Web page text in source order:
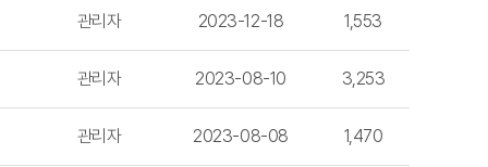
관리자 2023-12-18 1,553
관리자 2023-08-10 3,253
관리자 2023-08-08 1,470